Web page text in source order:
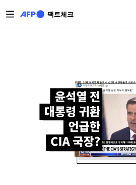
팩트체크
기본탭